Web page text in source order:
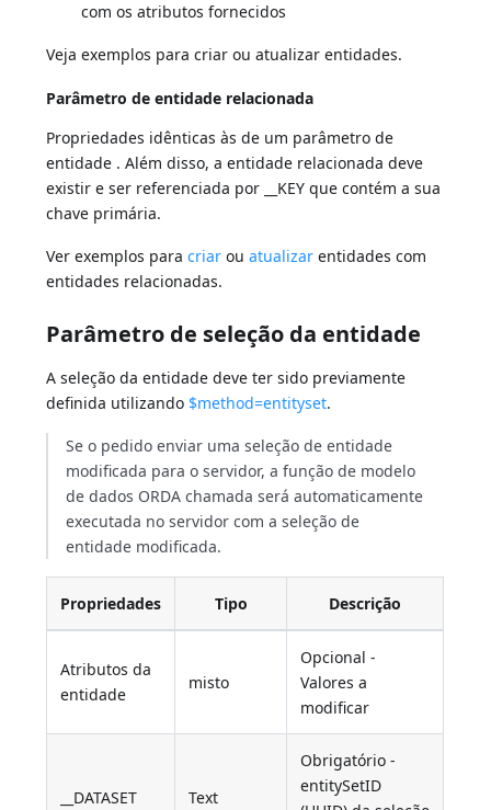
com os atributos fornecidos
Veja exemplos para criar ou atualizar entidades.
Parâmetro de entidade relacionada
Propriedades idênticas às de um parâmetro de
entidade . Além disso, a entidade relacionada deve
existir e ser referenciada por __KEY que contém a sua
chave primária.
Ver exemplos paracriar ouatualizar entidades com
entidades relacionadas.
Parâmetro de seleção da entidade
A seleção da entidade deve ter sido previamente
definida utilizando $method=entityset.
Se o pedido enviar uma seleção de entidade
modificada para o servidor, a função de modelo
de dados ORDA chamada será automaticamente
executada no servidor com a seleção de
entidade modificada.
Propriedades Tipo Descrição
Atributos da
entidade
misto
Opcional -
Valores a
modificar
__DATASET Text
Obrigatório -
entitySetID